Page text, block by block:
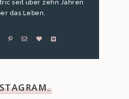
seit über zehn Jahren
das Leben.
…